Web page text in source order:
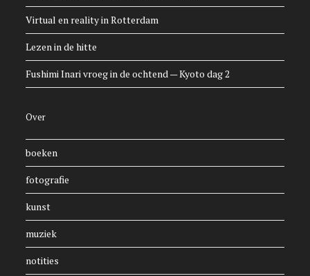
Virtual en reality in Rotterdam
Lezen in de hitte
Fushimi Inari vroeg in de ochtend — Kyoto dag 2
Over
boeken
fotografie
kunst
muziek
notities